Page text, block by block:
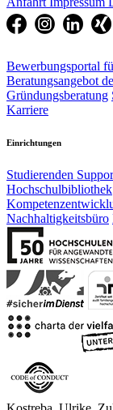
Bewerbungsportal
Beratungsangebot
Gründungsberatung
Karriere
Einrichtungen
Studierenden
Hochschulbibliothek
Nachhaltigkeitsbüro